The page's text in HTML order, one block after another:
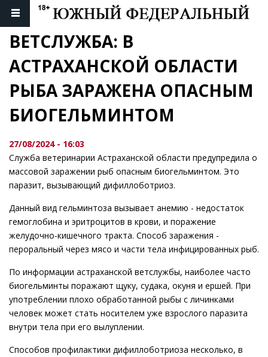
ВЕТСЛУЖБА: В
АСТРАХАНСКОЙ ОБЛАСТИ
РЫБА ЗАРАЖЕНА ОПАСНЫМ
БИОГЕЛЬМИНТОМ
27/08/2024 - 16:03
Служба ветеринарии Астраханской области предупредила о
массовой заражении рыб опасным биогельминтом. Это
паразит, вызывающий дифиллоботриоз.
Данный вид гельминтоза вызывает анемию - недостаток
гемоглобина и эритроцитов в крови, и поражение
желудочно-кишечного тракта. Способ заражения -
пероральный через мясо и части тела инфицированных рыб.
По информации астраханской ветслужбы, наиболее часто
биогельминты поражают щуку, судака, окуня и ершей. При
употреблении плохо обработанной рыбы с личинками
человек может стать носителем уже взрослого паразита
внутри тела при его вылуплении.
Способов профилактики дифиллоботриоза несколько, в